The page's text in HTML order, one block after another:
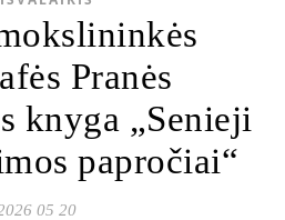
Pranės
knyga „Senieji
papročiai“
05 20